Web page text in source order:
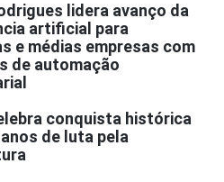
lidera avanço da
artificial para
e médias empresas com
de automação
conquista histórica
de luta pela